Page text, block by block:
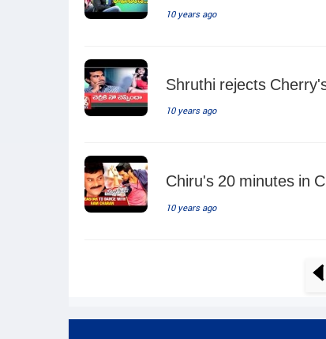
10 years ago
Shruthi rejects
10 years ago
Chiru's 20 minutes in
10 years ago